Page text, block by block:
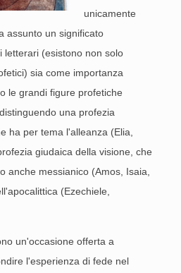
unicamente
assunto un significato
letterari (esistono non solo
sia come importanza
le grandi figure profetiche
una profezia
ha per tema l'alleanza (Elia,
giudaica della visione, che
anche messianico (Amos, Isaia,
(Ezechiele,
un'occasione offerta a
l'esperienza di fede nel